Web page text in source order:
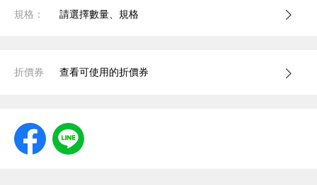
規格： 請選擇數量、規格
折價券 查看可使用的折價券